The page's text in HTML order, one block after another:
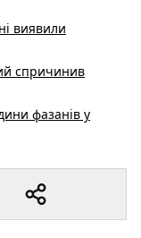
виявили
спричинив
фазанів у